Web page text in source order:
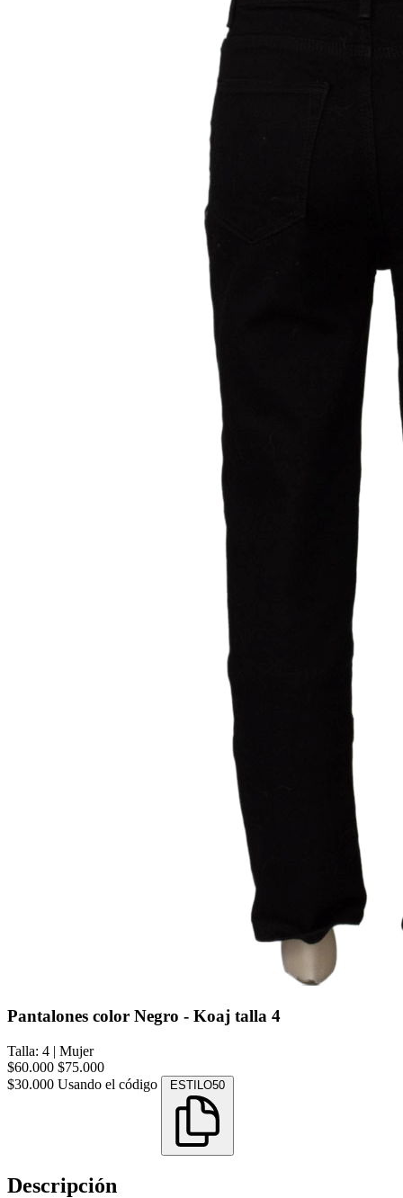
Pantalones color Negro - Koaj talla 4
Talla: 4 | Mujer
$60.000 $75.000
$30.000 Usando el código ESTILO50
Descripción